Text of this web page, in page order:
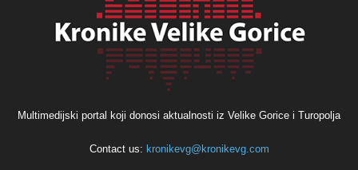
Multimedijski portal koji donosi aktualnosti iz Velike Gorice i Turopolja
Contact us: kronikevg@kronikevg.com